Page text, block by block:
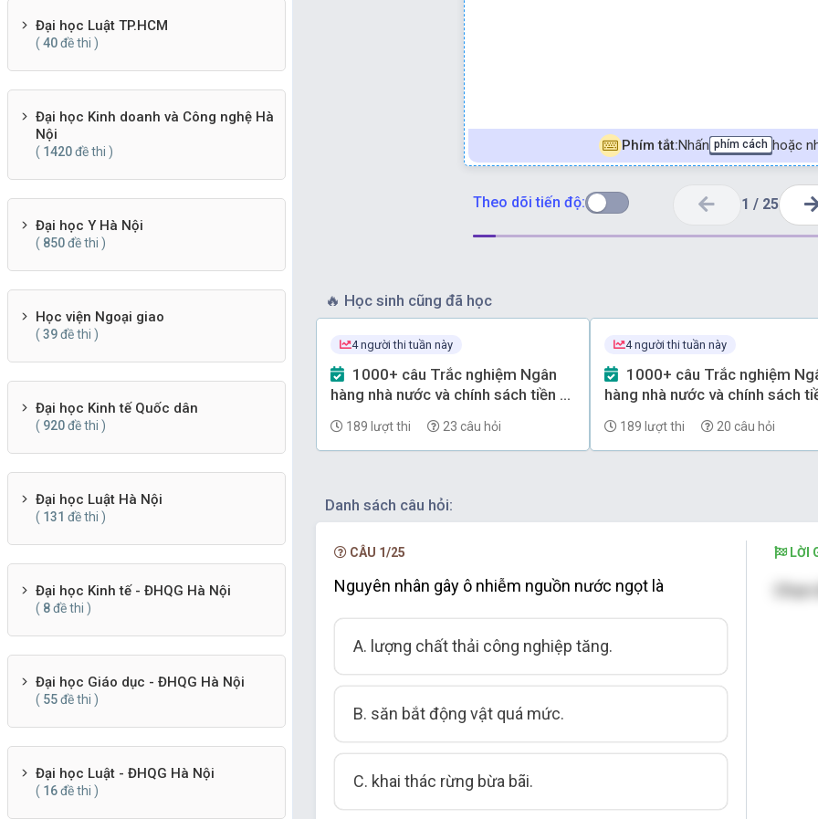
Đại học Luật TP.HCM
( 40đề thi )
Đại học Kinh doanh và Công nghệ Hà
Nội
( 1420đề thi )
Đại học Y Hà Nội
( 850đề thi )
Học viện Ngoại giao
( 39đề thi )
Đại học Kinh tế Quốc dân
( 920đề thi )
Đại học Luật Hà Nội
( 131 đề thi )
Đại học Kinh tế - ĐHQG Hà Nội
( 8đề thi )
Đại học Giáo dục - ĐHQG Hà Nội
( 55đề thi )
Đại học Luật - ĐHQG Hà Nội
( 16đề thi )
Phím tắt:Nhấn phím cách hoặc
Theo dõi tiến độ: 1 / 25
🔥 Học sinh cũng đã học
4 người thi tuần này
hàng nhà nước và chính sách tiền tệ
189 lượt thi 23 câu hỏi
4 người thi tuần này
hàng nhà nước và chính sách
189 lượt thi 20 câu hỏi
Danh sách câu hỏi:
CÂU 1/25
Nguyên nhân gây ô nhiễm nguồn nước ngọt là
A. lượng chất thải công nghiệp tăng.
B. săn bắt động vật quá mức.
C. khai thác rừng bừa bãi.
LỜI
Chọn